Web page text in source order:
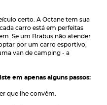
certo. A Octane tem sua
carro está em perfeitas
Se um Brabus não atender
por um carro esportivo,
van de camping - a
em apenas alguns passos:
que lhe convêm.